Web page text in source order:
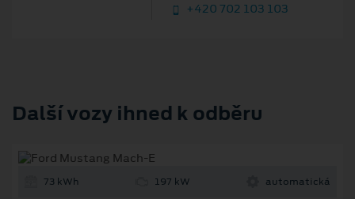
+420 702 103 103
Další vozy ihned k odběru
73 kWh 197 kW automatická